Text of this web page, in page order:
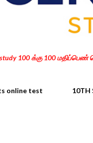
100 க்கு 100
online test 10TH